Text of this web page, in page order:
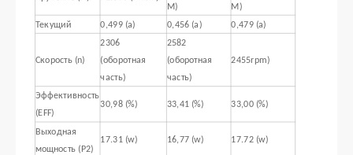
М)
М)
Текущий
0,499 (а) 0,456 (а) 0,479 (а)
Скорость (n)
2306
(оборотная
часть)
2582
(оборотная
часть)
2455rpm)
Эффективность
(EFF)
30,98 (%) 33,41 (%) 33,00 (%)
Выходная
мощность (P2)
17.31 (w) 16,77 (w) 17.72 (w)